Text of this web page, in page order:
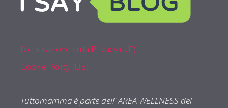
Dichiarazione sulla Privacy (UE)
Cookie Policy (UE)
Tuttomamma è parte dell' AREA WELLNESS del